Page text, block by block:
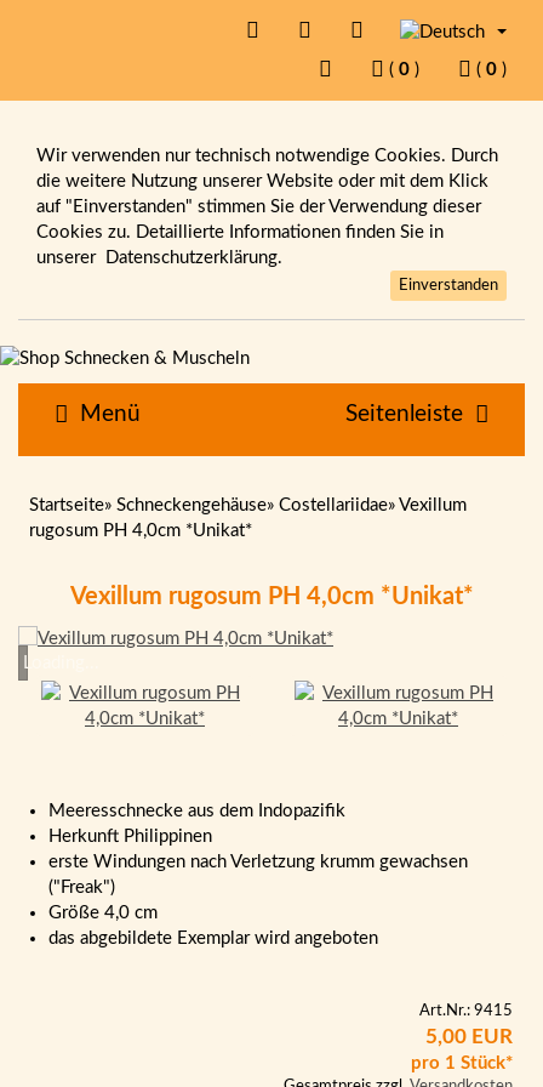
( 0 ) ( 0 )
Wir verwenden nur technisch notwendige Cookies. Durch
die weitere Nutzung unserer Website oder mit dem Klick
auf "Einverstanden" stimmen Sie der Verwendung dieser
Cookies zu. Detaillierte Informationen finden Sie in
unserer Datenschutzerklärung.
Einverstanden
Menü Seitenleiste
Startseite» Schneckengehäuse» Costellariidae» Vexillum
rugosum PH 4,0cm *Unikat*
Vexillum rugosum PH 4,0cm *Unikat*
Loading...
Meeresschnecke aus dem Indopazifik
Herkunft Philippinen
erste Windungen nach Verletzung krumm gewachsen
("Freak")
Größe 4,0 cm
das abgebildete Exemplar wird angeboten
Art.Nr.: 9415
5,00 EUR
pro 1 Stück*